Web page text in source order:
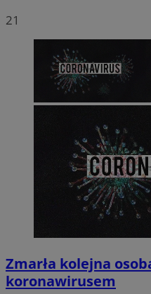
21
Zmarła kolejna
koronawirusem